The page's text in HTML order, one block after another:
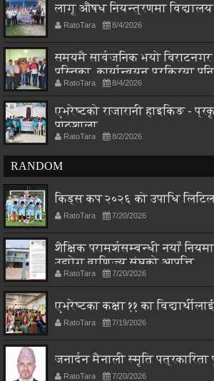
लागू औषध नियन्त्रणमा
RatoTara 8/4/2026
समयमै सार्वजनिक भयो
पुस्तिका, कार्यान्वयन प्रक्रिया
RatoTara 8/4/2026
एभरेष्टको राजारानी हाइकिङ -
पाठशाला
RatoTara 8/2/2026
RANDOM
किड्स कप २०२६ को उपाधि
RatoTara 7/20/2026
शैक्षिक परामर्शसम्बन्धी नयाँ
उद्योग वाणिज्य संघको आपत्ति
RatoTara 7/20/2026
एभरेष्टका कक्षा ११ का
RatoTara 7/19/2026
जनार्दन मैनाली स्मृति
RatoTara 7/20/2026